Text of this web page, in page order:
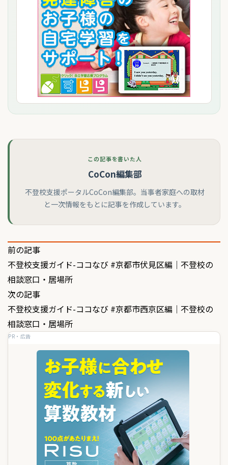
この記事を書いた人
CoCon編集部
不登校支援ポータルCoCon編集部。当事者家庭への取材
と一次情報をもとに記事を作成しています。
投
稿
ナ
ビ
ゲ
前の記事
不登校支援ガイド-ココなび #京都市伏見区編｜不登校の
相談窓口・居場所
次の記事
不登校支援ガイド-ココなび #京都市西京区編｜不登校の
相談窓口・居場所
PR・広告